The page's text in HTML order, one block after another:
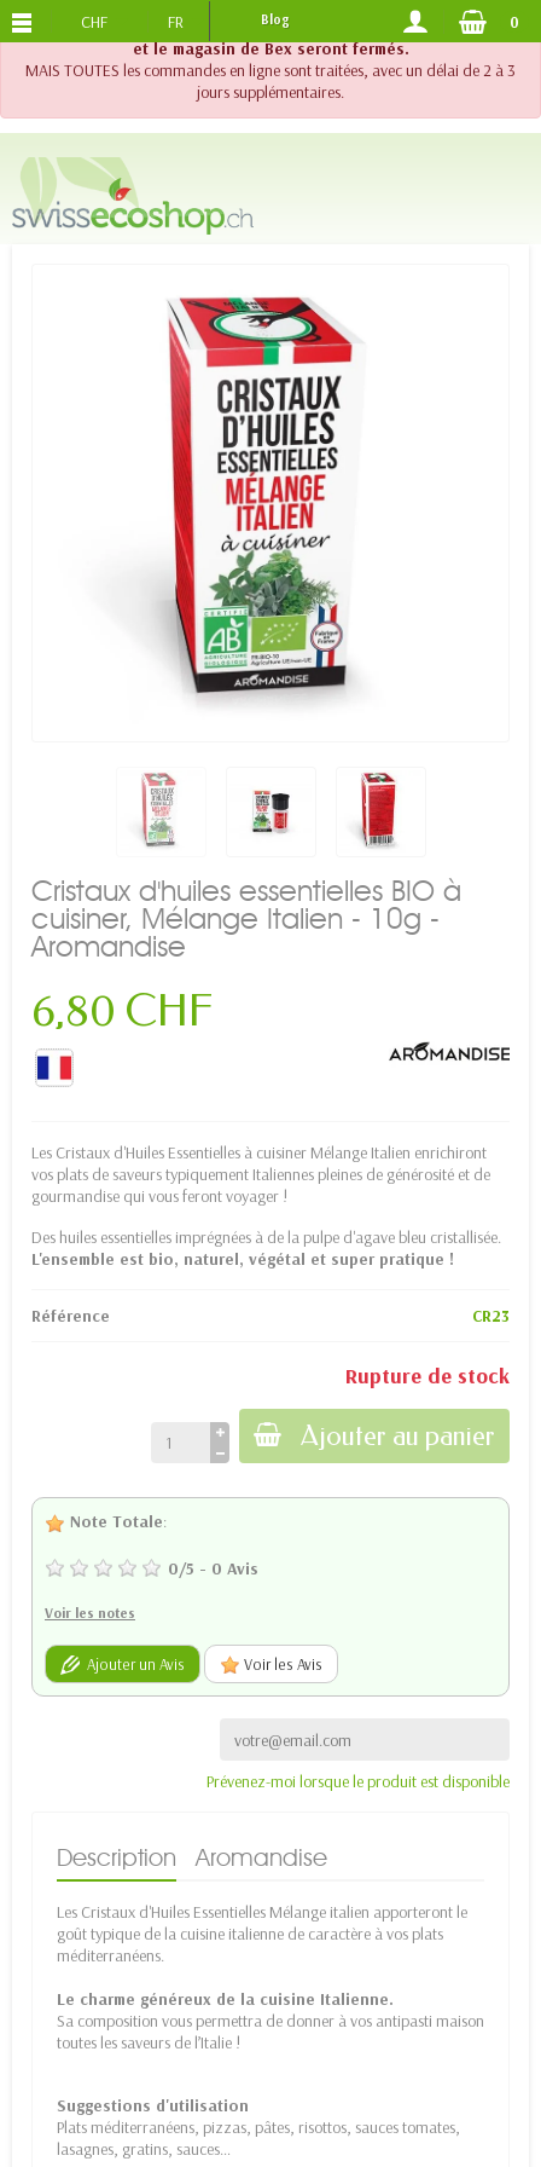
!! Important !! Jusqu'au 20 août 2026, le support téléphonique
et le magasin de Bex seront fermés.
MAIS TOUTES les commandes en ligne sont traitées, avec un délai de 2 à 3
jours supplémentaires.
PORTS OFFERTS DES 120.-
CHF FR Blog 0
Cristaux d'huiles essentielles BIO à
cuisiner, Mélange Italien - 10g -
Aromandise
6,80 CHF
Les Cristaux d'Huiles Essentielles à cuisiner Mélange Italien enrichiront
vos plats de saveurs typiquement Italiennes pleines de générosité et de
gourmandise qui vous feront voyager !
Des huiles essentielles imprégnées à de la pulpe d'agave bleu cristallisée.
L'ensemble est bio, naturel, végétal et super pratique !
Référence CR23
Rupture de stock
Ajouter au panier
Note Totale:
0/5 - 0 Avis
Voir les notes
Ajouter un Avis Voir les Avis
Prévenez-moi lorsque le produit est disponible
Description Aromandise
Les Cristaux d'Huiles Essentielles Mélange italien apporteront le
goût typique de la cuisine italienne de caractère à vos plats
méditerranéens.
Le charme généreux de la cuisine Italienne.
Sa composition vous permettra de donner à vos antipasti maison
toutes les saveurs de l’Italie !
Suggestions d'utilisation
Plats méditerranéens, pizzas, pâtes, risottos, sauces tomates,
lasagnes, gratins, sauces…